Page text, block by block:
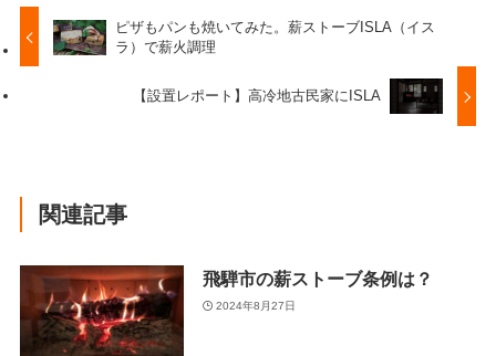
ピザもパンも焼いてみた。薪ストーブISLA（イス
ラ）で薪火調理
【設置レポート】高冷地古民家にISLA
関連記事
飛騨市の薪ストーブ条例は？
2024年8月27日